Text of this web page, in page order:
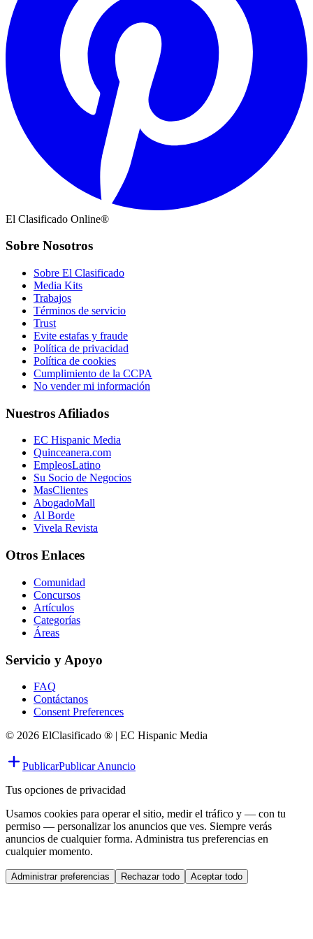
El Clasificado Online®
Sobre Nosotros
Sobre El Clasificado
Media Kits
Trabajos
Términos de servicio
Trust
Evite estafas y fraude
Política de privacidad
Política de cookies
Cumplimiento de la CCPA
No vender mi información
Nuestros Afiliados
EC Hispanic Media
Quinceanera.com
EmpleosLatino
Su Socio de Negocios
MasClientes
AbogadoMall
Al Borde
Vivela Revista
Otros Enlaces
Comunidad
Concursos
Artículos
Categorías
Áreas
Servicio y Apoyo
FAQ
Contáctanos
Consent Preferences
© 2026 ElClasificado ® | EC Hispanic Media
PublicarPublicar Anuncio
Tus opciones de privacidad
Usamos cookies para operar el sitio, medir el tráfico y — con tu
permiso — personalizar los anuncios que ves. Siempre verás
anuncios de cualquier forma. Administra tus preferencias en
cualquier momento.
Administrar preferencias Rechazar todo Aceptar todo